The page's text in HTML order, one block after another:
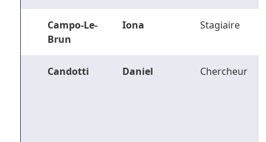
Campo-Le-
Brun
Iona Stagiaire
Candotti Daniel Chercheur